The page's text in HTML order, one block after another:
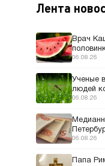
Лента
Врач
06.08.26
Ученые
людей
06.08.26
рублей
06.08.26
Папа